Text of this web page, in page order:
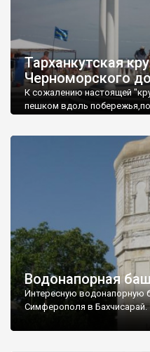
Тарханкутская
Черноморского
К сожалению настоящей
пешком вдоль
Водонапорная
Интересную водонапорную
Симферополя в Бахчисарай.